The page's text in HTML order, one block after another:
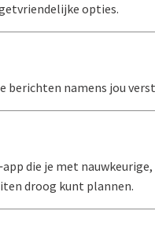
opties.
berichten namens jou
die je met
droog kunt plannen.